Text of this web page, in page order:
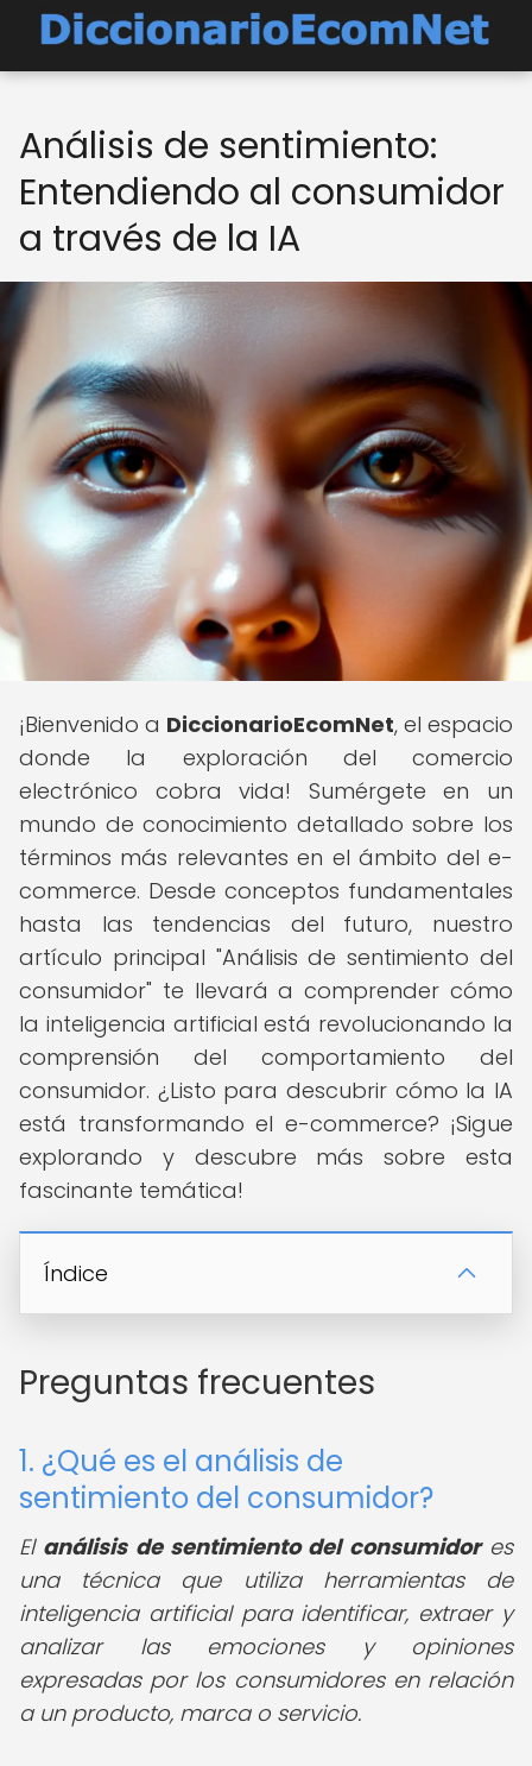
Análisis de sentimiento:
Entendiendo al consumidor
a través de la IA
¡Bienvenido a DiccionarioEcomNet, el espacio
donde la exploración del comercio
electrónico cobra vida! Sumérgete en un
mundo de conocimiento detallado sobre los
términos más relevantes en el ámbito del e-
commerce. Desde conceptos fundamentales
hasta las tendencias del futuro, nuestro
artículo principal "Análisis de sentimiento del
consumidor" te llevará a comprender cómo
la inteligencia artificial está revolucionando la
comprensión del comportamiento del
consumidor. ¿Listo para descubrir cómo la IA
está transformando el e-commerce? ¡Sigue
explorando y descubre más sobre esta
fascinante temática!
Índice
Preguntas frecuentes
1. ¿Qué es el análisis de
sentimiento del consumidor?
El análisis de sentimiento del consumidores
una técnica que utiliza herramientas de
inteligencia artificial para identificar, extraer y
analizar las emociones y opiniones
expresadas por los consumidores en relación
a un producto, marca o servicio.